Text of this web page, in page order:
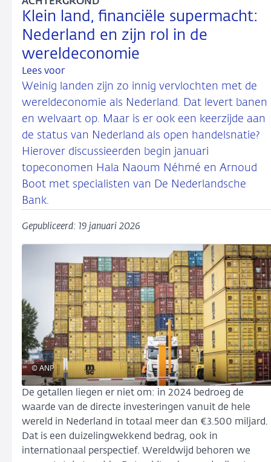
Klein land, financiële supermacht:
Nederland en zijn rol in de
wereldeconomie
Lees voor
Weinig landen zijn zo innig vervlochten met de
wereldeconomie als Nederland. Dat levert banen
en welvaart op. Maar is er ook een keerzijde aan
de status van Nederland als open handelsnatie?
Hierover discussieerden begin januari
topeconomen Hala Naoum Néhmé en Arnoud
Boot met specialisten van De Nederlandsche
Bank.
Gepubliceerd: 19 januari 2026
© ANP
De getallen liegen er niet om: in 2024 bedroeg de
waarde van de directe investeringen vanuit de hele
wereld in Nederland in totaal meer dan €3.500 miljard.
Dat is een duizelingwekkend bedrag, ook in
internationaal perspectief. Wereldwijd behoren we